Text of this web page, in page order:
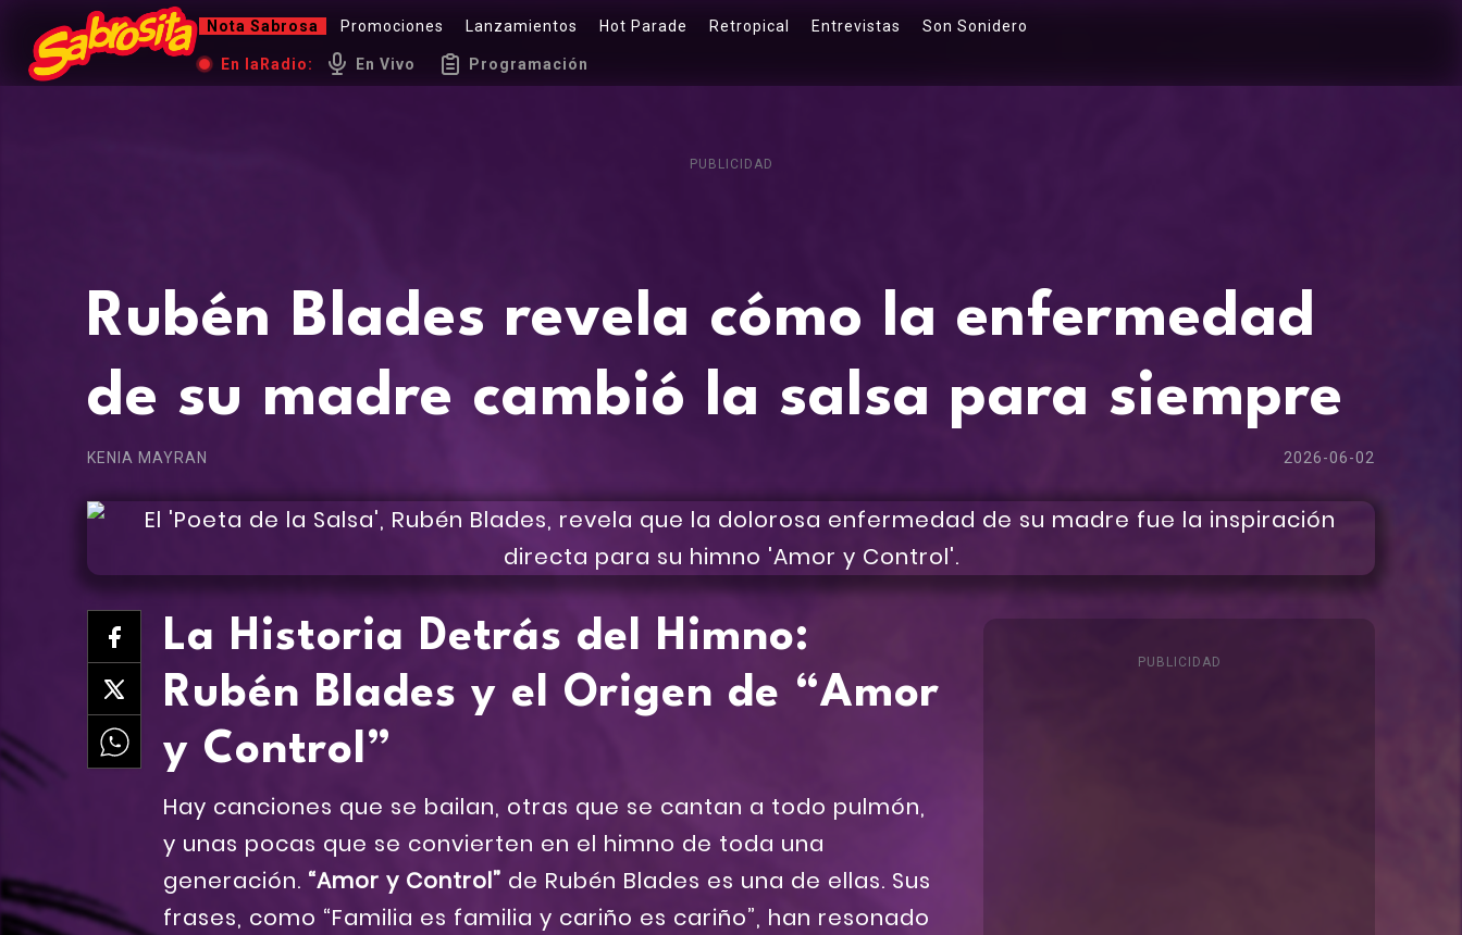
Nota Sabrosa Promociones Lanzamientos Hot Parade Retropical Entrevistas Son Sonidero
En la Radio: En Vivo Programación
PUBLICIDAD
Rubén Blades revela cómo la enfermedad
de su madre cambió la salsa para siempre
KENIA MAYRAN 2026-06-02
La Historia Detrás del Himno:
Rubén Blades y el Origen de “Amor
y Control”
Hay canciones que se bailan, otras que se cantan a todo pulmón,
y unas pocas que se convierten en el himno de toda una
generación. “Amor y Control” de Rubén Blades es una de ellas. Sus
frases, como “Familia es familia y cariño es cariño”, han resonado
PUBLICIDAD